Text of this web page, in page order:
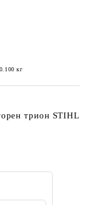
0.100 кг
трион STIHL